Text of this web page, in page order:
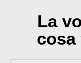
La
cosa